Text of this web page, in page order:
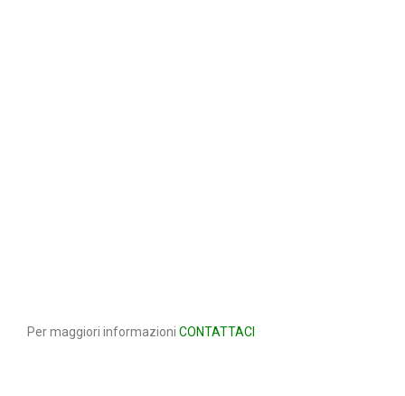
Per maggiori informazioni CONTATTACI